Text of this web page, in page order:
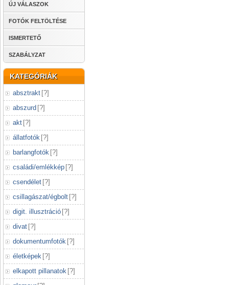
ÚJ VÁLASZOK
FOTÓK FELTÖLTÉSE
ISMERTETŐ
SZABÁLYZAT
KATEGÓRIÁK
absztrakt [?]
abszurd [?]
akt [?]
állatfotók [?]
barlangfotók [?]
családi/emlékkép [?]
csendélet [?]
csillagászat/égbolt [?]
digit. illusztráció [?]
divat [?]
dokumentumfotók [?]
életképek [?]
elkapott pillanatok [?]